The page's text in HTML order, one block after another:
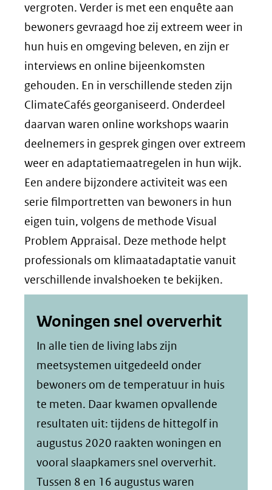
vergroten. Verder is met een enquête aan
bewoners gevraagd hoe zij extreem weer in
hun huis en omgeving beleven, en zijn er
interviews en online bijeenkomsten
gehouden. En in verschillende steden zijn
ClimateCafés georganiseerd. Onderdeel
daarvan waren online workshops waarin
deelnemers in gesprek gingen over extreem
weer en adaptatiemaatregelen in hun wijk.
Een andere bijzondere activiteit was een
serie filmportretten van bewoners in hun
eigen tuin, volgens de methode Visual
Problem Appraisal. Deze methode helpt
professionals om klimaatadaptatie vanuit
verschillende invalshoeken te bekijken.
Woningen snel oververhit
In alle tien de living labs zijn
meetsystemen uitgedeeld onder
bewoners om de temperatuur in huis
te meten. Daar kwamen opvallende
resultaten uit: tijdens de hittegolf in
augustus 2020 raakten woningen en
vooral slaapkamers snel oververhit.
Tussen 8 en 16 augustus waren